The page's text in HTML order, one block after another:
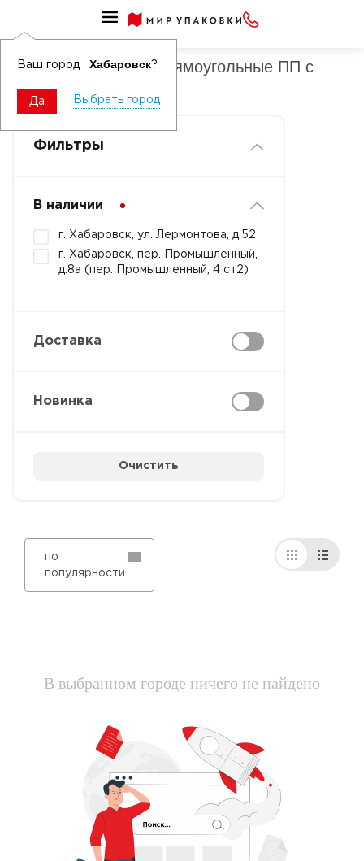
Ваш город Хабаровск?
Да Выбрать город
Лотки под запайку прямоугольные ПП с
Фильтры
В наличии
г. Хабаровск, ул. Лермонтова, д.52
г. Хабаровск, пер. Промышленный,
д.8а (пер. Промышленный, 4 ст2)
Доставка
Новинка
Очистить
по
популярности
В выбранном городе ничего не найдено